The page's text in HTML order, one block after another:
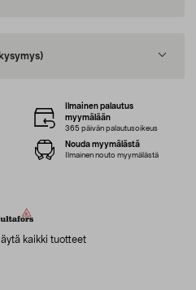
kaikki tuotteet
Ilmainen palautus
myymälään
365 päivän palautusoikeus
Nouda myymälästä
Ilmainen nouto myymälästä